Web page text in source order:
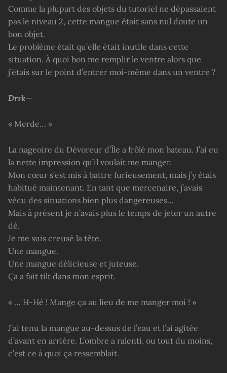
Comme la plupart des objets du tutoriel ne dépassaient
pas le niveau 2, cette mangue était sans nul doute un
bon objet.
Le problème était qu’elle était inutile dans cette
situation. À quoi bon me remplir le ventre alors que
j’étais sur le point d’entrer moi-même dans un ventre ?
Drrk—
« Merde… »
La nageoire du Dévoreur d’Île a frôlé mon bateau. J’ai eu
la nette impression qu’il voulait me manger.
Mon cœur s’est mis à battre furieusement, mais j’y étais
habitué maintenant. En tant que mercenaire, j’avais
vécu des situations bien plus dangereuses…
Mais à présent je n’avais plus le temps de jeter un autre
dé.
Je me suis creusé la tête.
Une mangue.
Une mangue délicieuse et juteuse.
Ça a fait tilt dans mon esprit.
« … H-Hé ! Mange ça au lieu de me manger moi ! »
J’ai tenu la mangue au-dessus de l’eau et l’ai agitée
d’avant en arrière. L’ombre a ralenti, ou tout du moins,
c’est ce à quoi ça ressemblait.